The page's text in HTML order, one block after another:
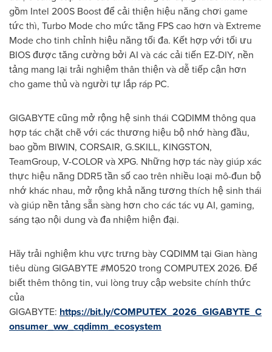
gồm Intel 200S Boost để cải thiện hiệu năng chơi game
tức thì, Turbo Mode cho mức tăng FPS cao hơn và Extreme
Mode cho tinh chỉnh hiệu năng tối đa. Kết hợp với tối ưu
BIOS được tăng cường bởi AI và các cải tiến EZ-DIY, nền
tảng mang lại trải nghiệm thân thiện và dễ tiếp cận hơn
cho game thủ và người tự lắp ráp PC.
GIGABYTE cũng mở rộng hệ sinh thái CQDIMM thông qua
hợp tác chặt chẽ với các thương hiệu bộ nhớ hàng đầu,
bao gồm BIWIN, CORSAIR, G.SKILL, KINGSTON,
TeamGroup, V-COLOR và XPG. Những hợp tác này giúp xác
thực hiệu năng DDR5 tần số cao trên nhiều loại mô-đun bộ
nhớ khác nhau, mở rộng khả năng tương thích hệ sinh thái
và giúp nền tảng sẵn sàng hơn cho các tác vụ AI, gaming,
sáng tạo nội dung và đa nhiệm hiện đại.
Hãy trải nghiệm khu vực trưng bày CQDIMM tại Gian hàng
tiêu dùng GIGABYTE #M0520 trong COMPUTEX 2026. Để
biết thêm thông tin, vui lòng truy cập website chính thức
của
GIGABYTE: https://bit.ly/COMPUTEX_2026_GIGABYTE_C
onsumer_ww_cqdimm_ecosystem